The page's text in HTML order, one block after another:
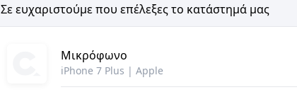
Σε ευχαριστούμε που επέλεξες το κατάστημά μας
Μικρόφωνο
iPhone 7 Plus | Apple